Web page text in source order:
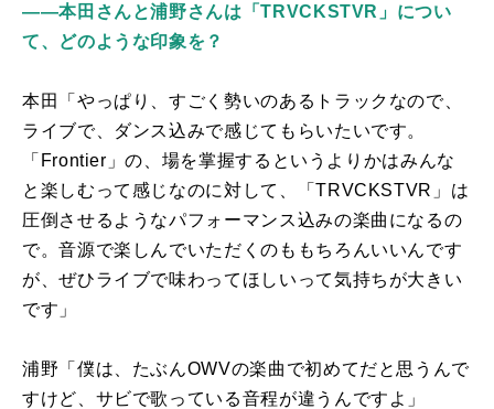
――本田さんと浦野さんは「TRVCKSTVR」につい
て、どのような印象を？
本田「やっぱり、すごく勢いのあるトラックなので、
ライブで、ダンス込みで感じてもらいたいです。
「 Frontier 」の、場を掌握するというよりかはみんな
と楽しむって感じなのに対して、「TRVCKSTVR 」は
圧倒させるようなパフォーマンス込みの楽曲になるの
で。音源で楽しんでいただくのももちろんいいんです
が、ぜひライブで味わってほしいって気持ちが大きい
です」
浦野「僕は、たぶんOWVの楽曲で初めてだと思うんで
すけど、サビで歌っている音程が違うんですよ」